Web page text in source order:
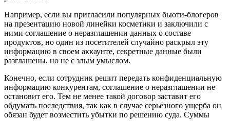
Например, если вы пригласили популярных бьюти-блогеров
на презентацию новой линейки косметики и заключили с
ними соглашение о неразглашении данных о составе
продуктов, но один из посетителей случайно раскрыл эту
информацию в своем аккаунте, секретные данные были
разглашены, но не с злым умыслом.
Конечно, если сотрудник решит передать конфиденциальную
информацию конкурентам, соглашение о неразглашении не
остановит его. Тем не менее такой договор заставит его
обдумать последствия, так как в случае серьезного ущерба он
обязан будет возместить убытки по решению суда. Суммы